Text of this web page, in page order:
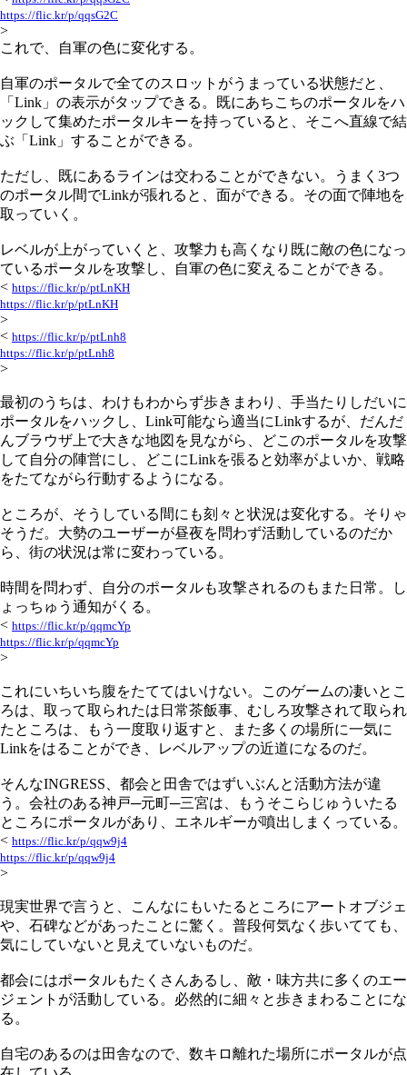
https://flic.kr/p/qqsG2C
>
これで、自軍の色に変化する。
自軍のポータルで全てのスロットがうまっている状態だと、
「Link」の表示がタップできる。既にあちこちのポータルをハ
ックして集めたポータルキーを持っていると、そこへ直線で結
ぶ「Link」することができる。
ただし、既にあるラインは交わることができない。うまく3つ
のポータル間でLinkが張れると、面ができる。その面で陣地を
取っていく。
レベルが上がっていくと、攻撃力も高くなり既に敵の色になっ
ているポータルを攻撃し、自軍の色に変えることができる。
< https://flic.kr/p/ptLnKH
https://flic.kr/p/ptLnKH
>
< https://flic.kr/p/ptLnh8
https://flic.kr/p/ptLnh8
>
最初のうちは、わけもわからず歩きまわり、手当たりしだいに
ポータルをハックし、Link可能なら適当にLinkするが、だんだ
んブラウザ上で大きな地図を見ながら、どこのポータルを攻撃
して自分の陣営にし、どこにLinkを張ると効率がよいか、戦略
をたてながら行動するようになる。
ところが、そうしている間にも刻々と状況は変化する。そりゃ
そうだ。大勢のユーザーが昼夜を問わず活動しているのだか
ら、街の状況は常に変わっている。
時間を問わず、自分のポータルも攻撃されるのもまた日常。し
ょっちゅう通知がくる。
< https://flic.kr/p/qqmcYp
https://flic.kr/p/qqmcYp
>
これにいちいち腹をたててはいけない。このゲームの凄いとこ
ろは、取って取られたは日常茶飯事、むしろ攻撃されて取られ
たところは、もう一度取り返すと、また多くの場所に一気に
Linkをはることができ、レベルアップの近道になるのだ。
そんなINGRESS、都会と田舎ではずいぶんと活動方法が違
う。会社のある神戸─元町─三宮は、もうそこらじゅういたる
ところにポータルがあり、エネルギーが噴出しまくっている。
< https://flic.kr/p/qqw9j4
https://flic.kr/p/qqw9j4
>
現実世界で言うと、こんなにもいたるところにアートオブジェ
や、石碑などがあったことに驚く。普段何気なく歩いてても、
気にしていないと見えていないものだ。
都会にはポータルもたくさんあるし、敵・味方共に多くのエー
ジェントが活動している。必然的に細々と歩きまわることにな
る。
自宅のあるのは田舎なので、数キロ離れた場所にポータルが点